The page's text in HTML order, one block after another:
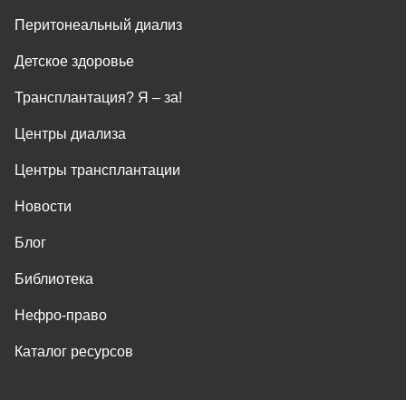
Перитонеальный диализ
Детское здоровье
Трансплантация? Я ‒ за!
Центры диализа
Центры трансплантации
Новости
Блог
Библиотека
Нефро-право
Каталог ресурсов